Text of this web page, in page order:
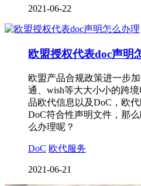
2021-06-22
欧盟授权代表doc声明
欧盟产品合规政策进一步
通、wish等大大小小的跨
品欧代信息以及DoC，欧
DoC符合性声明文件，那
么办理呢？
DoC 欧代服务
2021-06-21